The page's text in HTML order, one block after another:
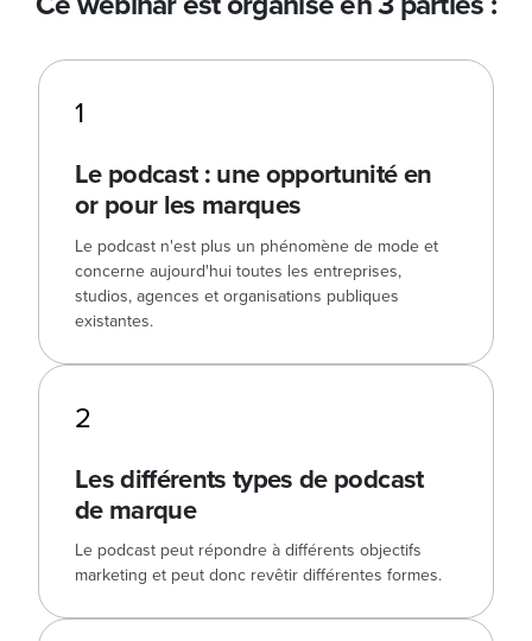
1
Le podcast : une opportunité en
or pour les marques
Le podcast n'est plus un phénomène de mode et
concerne aujourd'hui toutes les entreprises,
studios, agences et organisations publiques
existantes.
2
Les différents types de podcast
de marque
Le podcast peut répondre à différents objectifs
marketing et peut donc revêtir différentes formes.